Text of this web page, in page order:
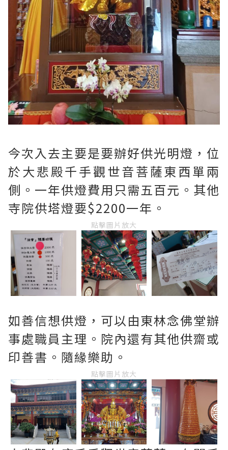
今次入去主要是要辦好供光明燈，位
於大悲殿千手觀世音菩薩東西單兩
側。一年供燈費用只需五百元。其他
寺院供塔燈要$2200一年。
點擊圖片放大
如善信想供燈，可以由東林念佛堂辦
事處職員主理。院內還有其他供齋或
印善書。隨緣樂助。
點擊圖片放大